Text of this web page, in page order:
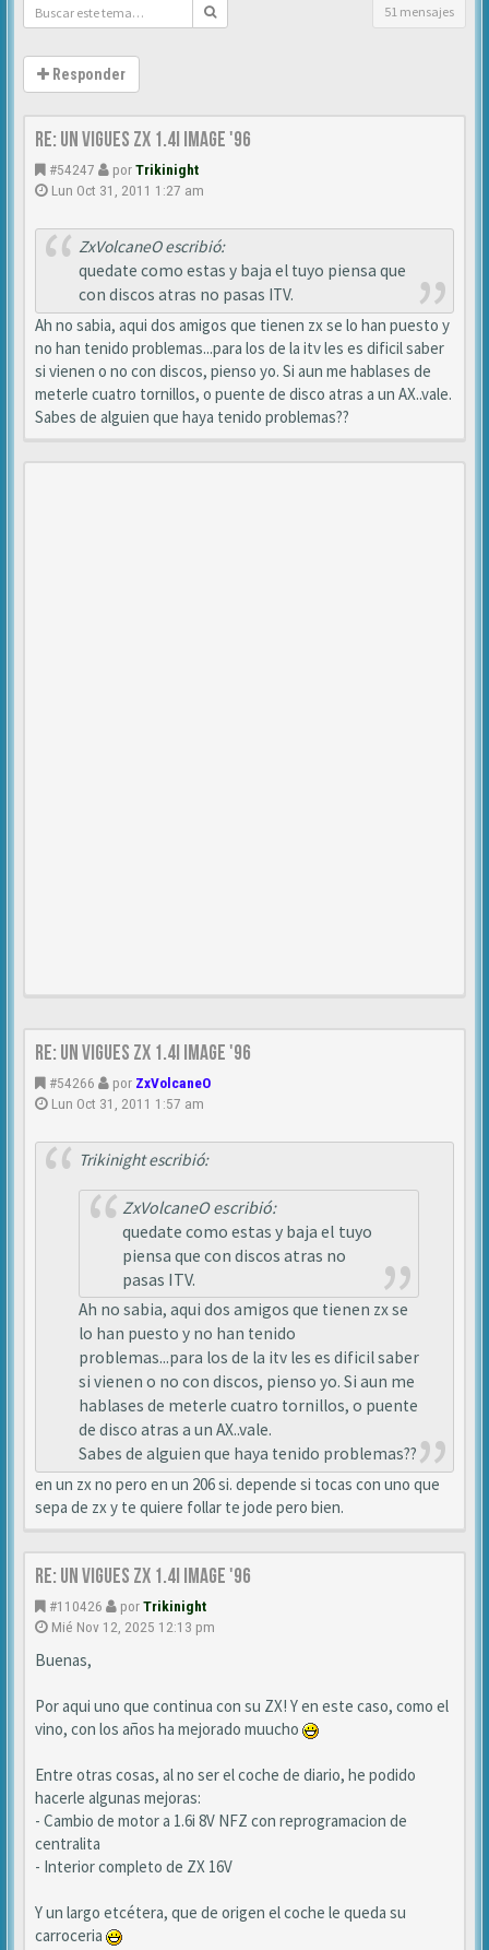
51 mensajes
Responder
Re: Un vigues ZX 1.4i IMAGE '96
#54247 porTrikinight
Lun Oct 31, 2011 1:27 am
ZxVolcaneO escribió:
quedate como estas y baja el tuyo piensa que
con discos atras no pasas ITV.
Ah no sabia, aqui dos amigos que tienen zx se lo han puesto y
no han tenido problemas...para los de la itv les es dificil saber
si vienen o no con discos, pienso yo. Si aun me hablases de
meterle cuatro tornillos, o puente de disco atras a un AX..vale.
Sabes de alguien que haya tenido problemas??
Re: Un vigues ZX 1.4i IMAGE '96
#54266 por ZxVolcaneO
Lun Oct 31, 2011 1:57 am
Trikinight escribió:
ZxVolcaneO escribió:
quedate como estas y baja el tuyo
piensa que con discos atras no
pasas ITV.
Ah no sabia, aqui dos amigos que tienen zx se
lo han puesto y no han tenido
problemas...para los de la itv les es dificil saber
si vienen o no con discos, pienso yo. Si aun me
hablases de meterle cuatro tornillos, o puente
de disco atras a un AX..vale.
Sabes de alguien que haya tenido problemas??
en un zx no pero en un 206 si. depende si tocas con uno que
sepa de zx y te quiere follar te jode pero bien.
Re: Un vigues ZX 1.4i IMAGE '96
#110426 porTrikinight
Mié Nov 12, 2025 12:13 pm
Buenas,
Por aqui uno que continua con su ZX! Y en este caso, como el
vino, con los años ha mejorado muucho
Entre otras cosas, al no ser el coche de diario, he podido
hacerle algunas mejoras:
- Cambio de motor a 1.6i 8V NFZ con reprogramacion de
centralita
- Interior completo de ZX 16V
Y un largo etcétera, que de origen el coche le queda su
carroceria